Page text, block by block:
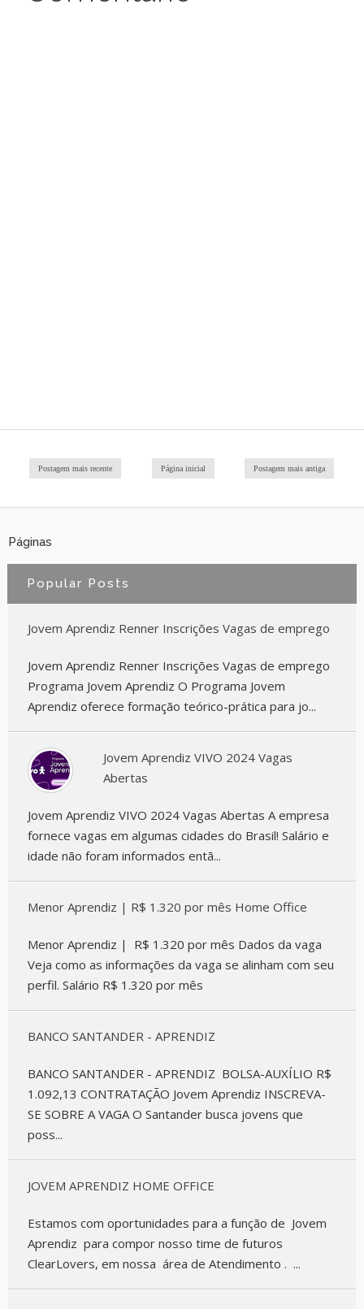
Postagem mais recente Postagem mais antiga
Página inicial
Páginas
Popular Posts
Jovem Aprendiz Renner Inscrições Vagas de emprego
Jovem Aprendiz Renner Inscrições Vagas de emprego
Programa Jovem Aprendiz O Programa Jovem
Aprendiz oferece formação teórico-prática para jo...
Jovem Aprendiz VIVO 2024 Vagas
Abertas
Jovem Aprendiz VIVO 2024 Vagas Abertas A empresa
fornece vagas em algumas cidades do Brasil! Salário e
idade não foram informados entã...
Menor Aprendiz | R$ 1.320 por mês Home Office
Menor Aprendiz | R$ 1.320 por mês Dados da vaga
Veja como as informações da vaga se alinham com seu
perfil. Salário R$ 1.320 por mês
BANCO SANTANDER - APRENDIZ
BANCO SANTANDER - APRENDIZ BOLSA-AUXÍLIO R$
1.092,13 CONTRATAÇÃO Jovem Aprendiz INSCREVA-
SE SOBRE A VAGA O Santander busca jovens que
poss...
JOVEM APRENDIZ HOME OFFICE
Estamos com oportunidades para a função de Jovem
Aprendiz para compor nosso time de futuros
ClearLovers, em nossa área de Atendimento . ...